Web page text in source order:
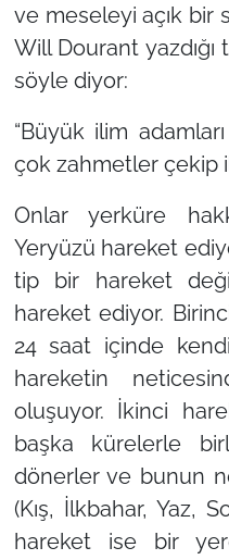
ve meseleyi açık bir
Will Dourant yazdığı
söyle diyor:
“Büyük ilim
çok zahmetler çekip
Onlar yerküre
Yeryüzü hareket
tip bir hareket
hareket ediyor.
24 saat içinde
hareketin
oluşuyor. İkinci
başka kürelerle
dönerler ve bunun
(Kış, İlkbahar, Yaz,
hareket ise bir